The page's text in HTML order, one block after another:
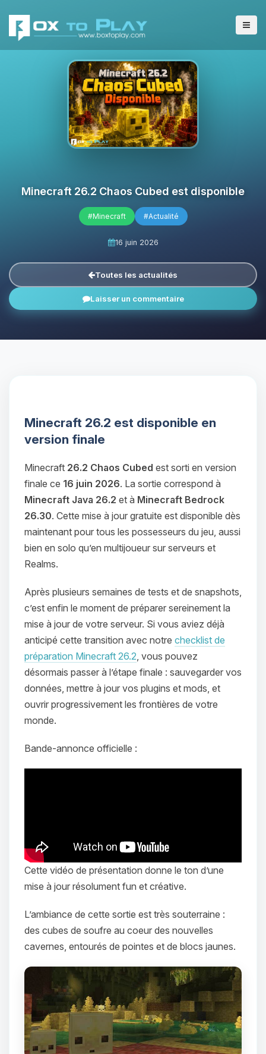
Minecraft 26.2 Chaos Cubed est disponible
#Minecraft #Actualité
16 juin 2026
Toutes les actualités
Laisser un commentaire
Minecraft 26.2 est disponible en
version finale
Minecraft 26.2 Chaos Cubed est sorti en version
finale ce 16 juin 2026. La sortie correspond à
Minecraft Java 26.2 et à Minecraft Bedrock
26.30. Cette mise à jour gratuite est disponible dès
maintenant pour tous les possesseurs du jeu, aussi
bien en solo qu’en multijoueur sur serveurs et
Realms.
Après plusieurs semaines de tests et de snapshots,
c’est enfin le moment de préparer sereinement la
mise à jour de votre serveur. Si vous aviez déjà
anticipé cette transition avec notre checklist de
préparation Minecraft 26.2, vous pouvez
désormais passer à l’étape finale : sauvegarder vos
données, mettre à jour vos plugins et mods, et
ouvrir progressivement les frontières de votre
monde.
Bande-annonce officielle :
Cette vidéo de présentation donne le ton d’une
mise à jour résolument fun et créative.
L’ambiance de cette sortie est très souterraine :
des cubes de soufre au coeur des nouvelles
cavernes, entourés de pointes et de blocs jaunes.